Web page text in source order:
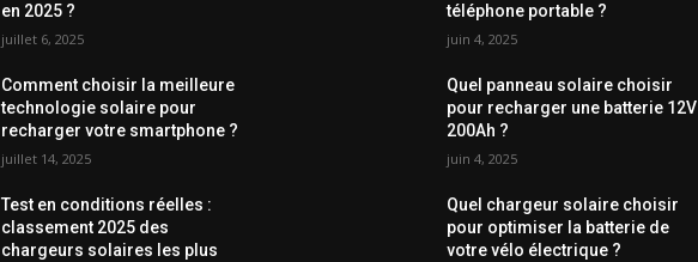
en 2025 ?
juillet 6, 2025
Comment choisir la meilleure
technologie solaire pour
recharger votre smartphone ?
juillet 14, 2025
Test en conditions réelles :
classement 2025 des
chargeurs solaires les plus
téléphone portable ?
juin 4, 2025
Quel panneau solaire choisir
pour recharger une batterie 12V
200Ah ?
juin 4, 2025
Quel chargeur solaire choisir
pour optimiser la batterie de
votre vélo électrique ?